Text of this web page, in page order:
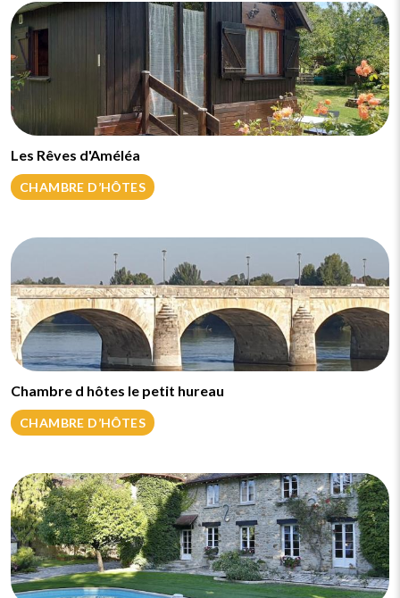
Les Rêves d'Améléa
CHAMBRE D’HÔTES
Chambre d hôtes le petit hureau
CHAMBRE D’HÔTES